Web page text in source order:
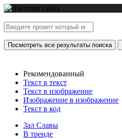
Посмотреть все результаты поиска
Рекомендованный
Текст в текст
Текст в изображение
Изображение в изображение
Текст в код
Зал Славы
В тренде